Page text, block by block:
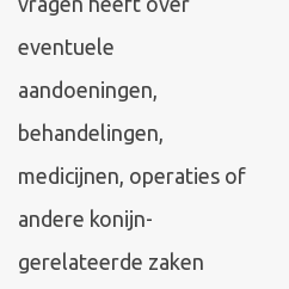
eventuele
aandoeningen,
behandelingen,
medicijnen, operaties of
andere konijn-
gerelateerde zaken